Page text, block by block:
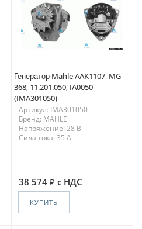
Генератор Mahle AAK1107, MG
368, 11.201.050, IA0050
(IMA301050)
Артикул: IMA301050
Бренд: MAHLE
Напряжение: 28 В
Сила тока: 35 A
38 574 с НДС
КУПИТЬ